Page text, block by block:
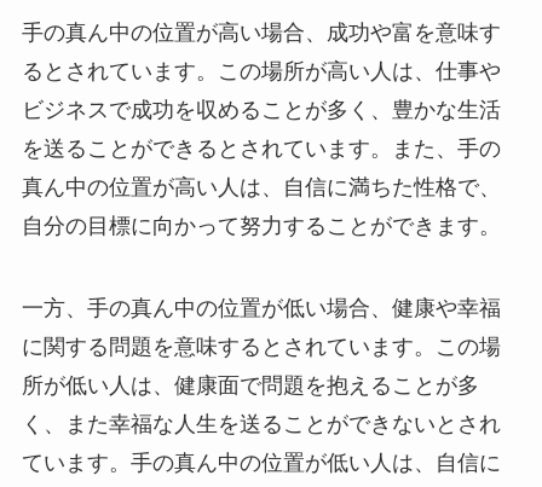
手の真ん中の位置が高い場合、成功や富を意味す
るとされています。この場所が高い人は、仕事や
ビジネスで成功を収めることが多く、豊かな生活
を送ることができるとされています。また、手の
真ん中の位置が高い人は、自信に満ちた性格で、
自分の目標に向かって努力することができます。
一方、手の真ん中の位置が低い場合、健康や幸福
に関する問題を意味するとされています。この場
所が低い人は、健康面で問題を抱えることが多
く、また幸福な人生を送ることができないとされ
ています。手の真ん中の位置が低い人は、自信に